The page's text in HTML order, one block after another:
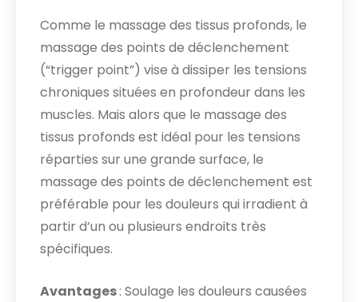
Comme le massage des tissus profonds, le
massage des points de déclenchement
(“trigger point”) vise à dissiper les tensions
chroniques situées en profondeur dans les
muscles. Mais alors que le massage des
tissus profonds est idéal pour les tensions
réparties sur une grande surface, le
massage des points de déclenchement est
préférable pour les douleurs qui irradient à
partir d’un ou plusieurs endroits très
spécifiques.
Avantages: Soulage les douleurs causées